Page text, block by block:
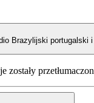
Brazylijski portugalski
zostały